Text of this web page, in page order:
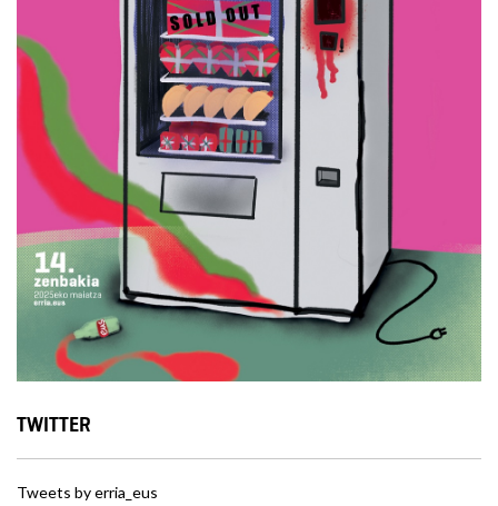
TWITTER
Tweets by erria_eus